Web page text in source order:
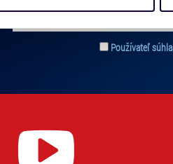
cookies používáme, naleznete
kdykoliv změnit v zápatí stránky v
vám budeme zasielať novinky.
Používateľ